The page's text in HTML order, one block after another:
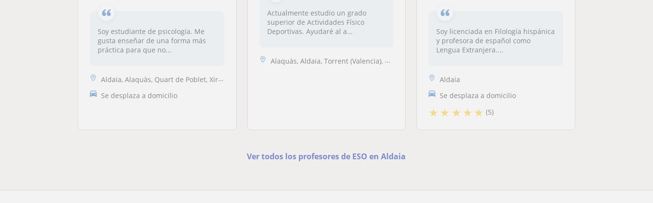
Soy estudiante de psicología. Me
gusta enseñar de una forma más
práctica para que no...
Aldaia, Alaquàs, Quart de Poblet, Xirivella
Se desplaza a domicilio
Actualmente estudio un grado
superior de Actividades Físico
Deportivas. Ayudaré al a...
Alaquàs, Aldaia, Torrent (Valencia), Xirivella
Soy licenciada en Filología hispánica
y profesora de español como
Lengua Extranjera....
Aldaia
Se desplaza a domicilio
★★ ★★★ (5)
Ver todos los profesores de ESO en Aldaia